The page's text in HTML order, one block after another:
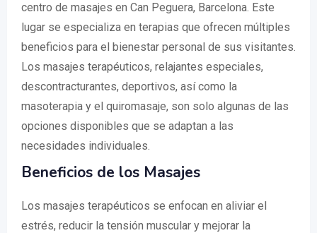
centro de masajes en Can Peguera, Barcelona. Este
lugar se especializa en terapias que ofrecen múltiples
beneficios para el bienestar personal de sus visitantes.
Los masajes terapéuticos, relajantes especiales,
descontracturantes, deportivos, así como la
masoterapia y el quiromasaje, son solo algunas de las
opciones disponibles que se adaptan a las
necesidades individuales.
Beneficios de los Masajes
Los masajes terapéuticos se enfocan en aliviar el
estrés, reducir la tensión muscular y mejorar la